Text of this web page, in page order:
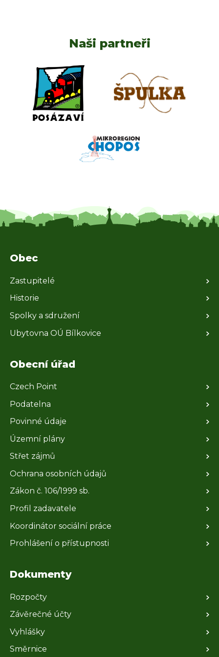
Naši partneři
Obec
Zastupitelé
Historie
Spolky a sdružení
Ubytovna OÚ Bílkovice
Obecní úřad
Czech Point
Podatelna
Povinné údaje
Územní plány
Střet zájmů
Ochrana osobních údajů
Zákon č. 106/1999 sb.
Profil zadavatele
Koordinátor sociální práce
Prohlášení o přístupnosti
Dokumenty
Rozpočty
Závěrečné účty
Vyhlášky
Směrnice